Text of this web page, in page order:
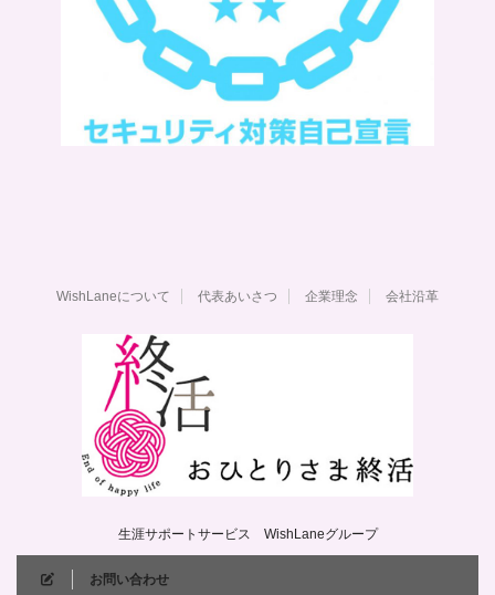
WishLaneについて 代表あいさつ 企業理念 会社沿革
生涯サポートサービス WishLaneグループ
お問い合わせ